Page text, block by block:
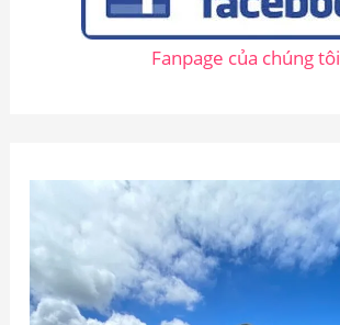
Fanpage của chúng tôi